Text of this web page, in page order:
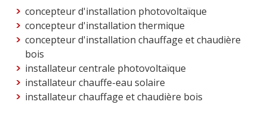
concepteur d'installation photovoltaïque
concepteur d'installation thermique
concepteur d'installation chauffage et chaudière
bois
installateur centrale photovoltaïque
installateur chauffe-eau solaire
installateur chauffage et chaudière bois